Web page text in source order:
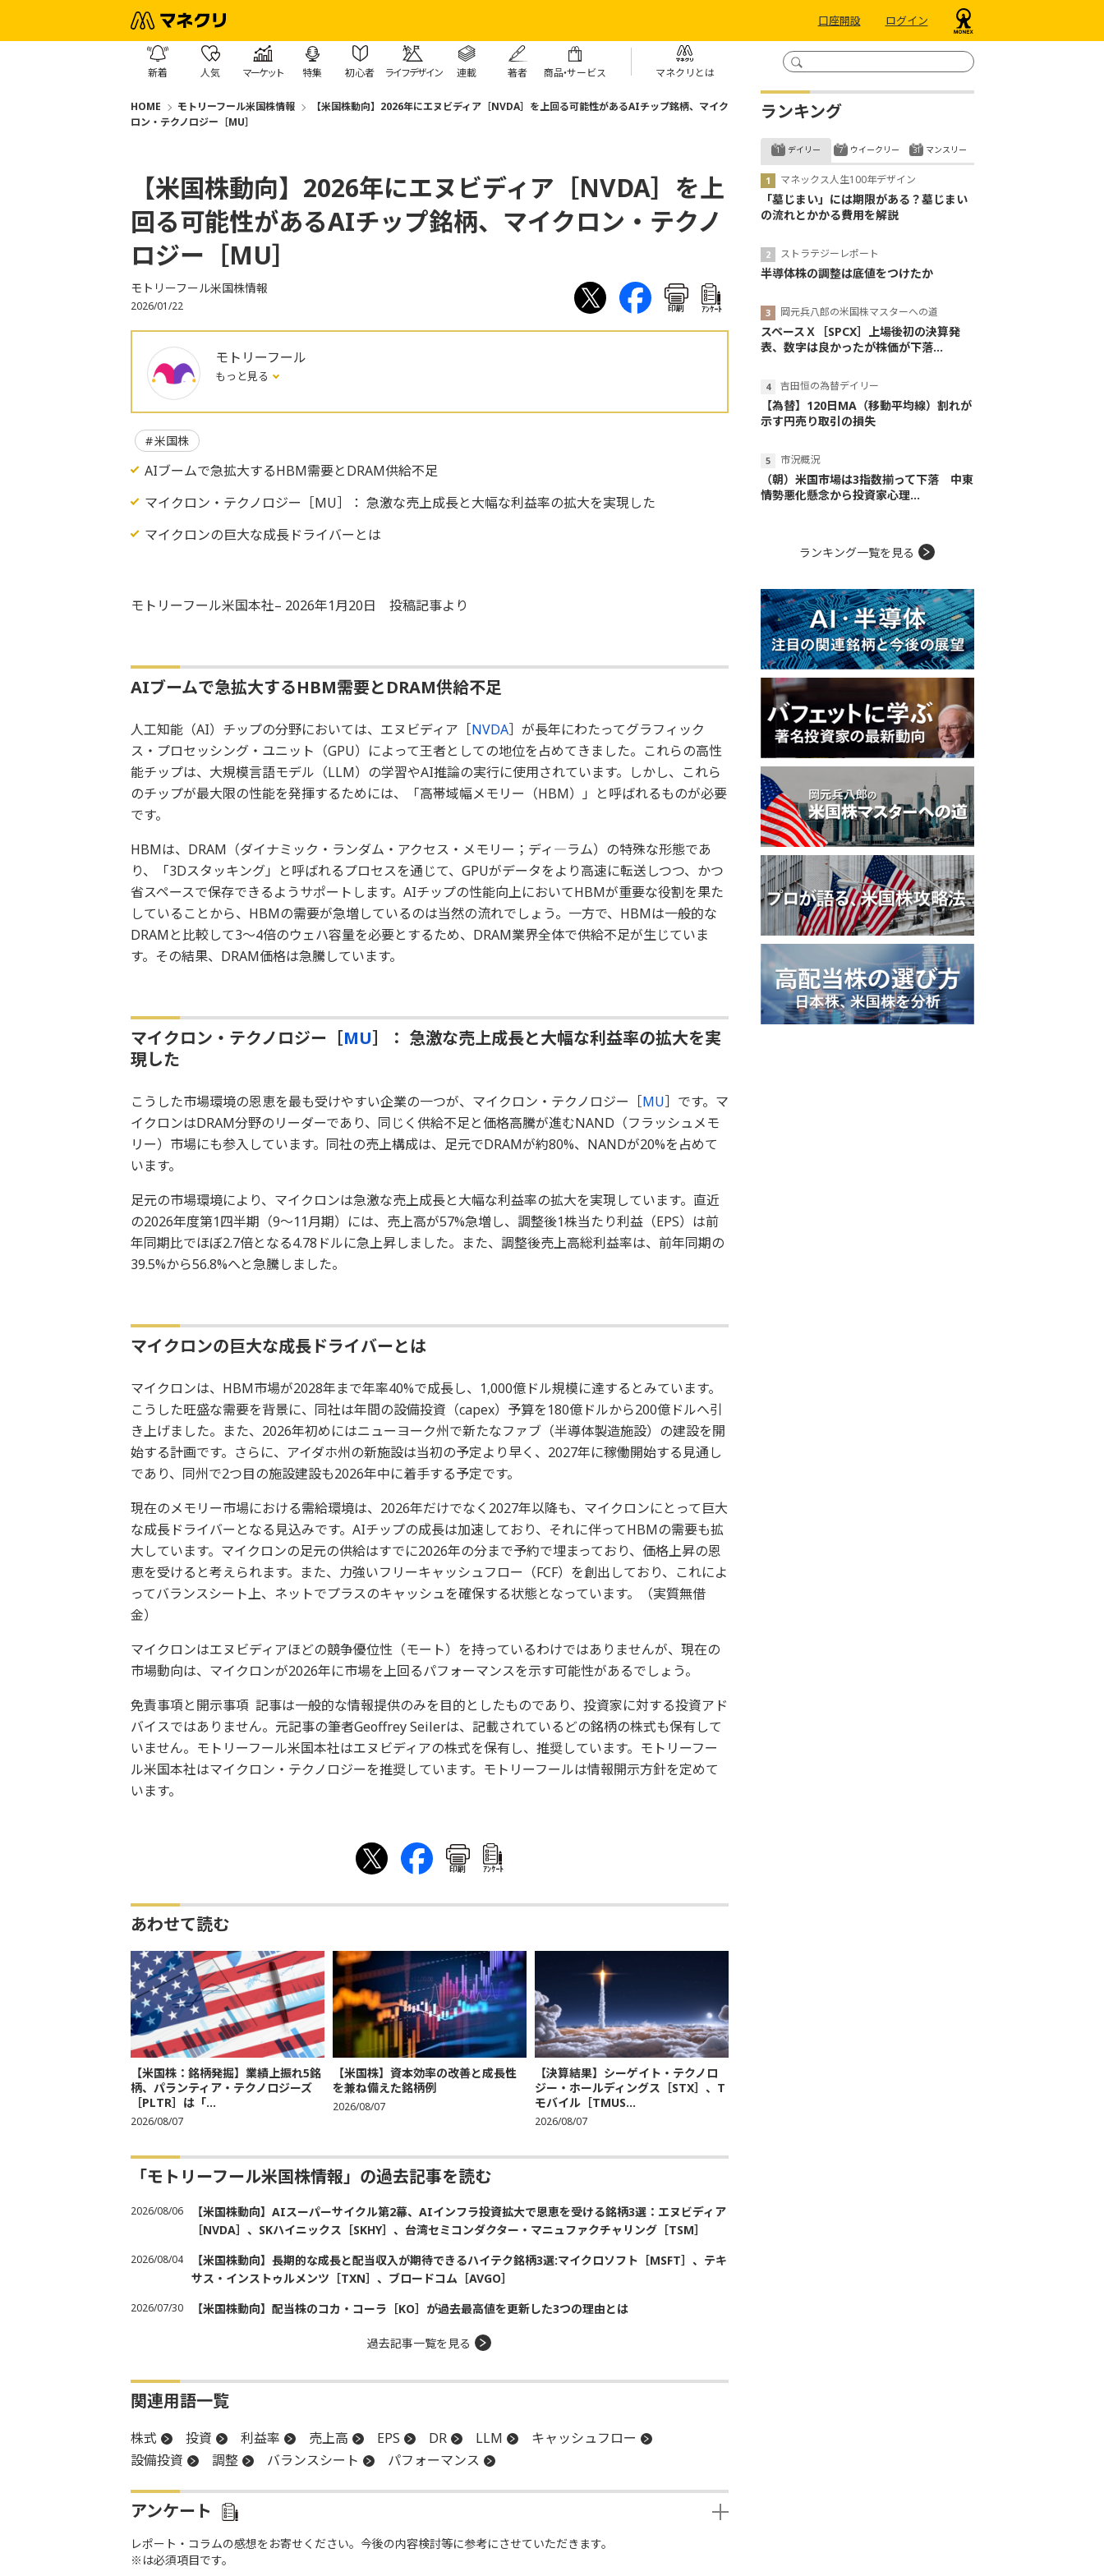
口座開設 ログイン
新着 人気 マーケット 特集 初心者 ライフデザイン 連載 著者 商品・サービス マネクリとは
HOME モトリーフール米国株情報
【米国株動向】2026年にエヌビディア［NVDA］を上回る可能性があるAIチップ銘柄、マイク
ロン・テクノロジー［MU］
【米国株動向】2026年にエヌビディア［NVDA］を上
回る可能性があるAIチップ銘柄、マイクロン・テクノ
ロジー［MU］
モトリーフール米国株情報
2026/01/22 印刷 ｱﾝｹｰﾄ
モトリーフール
もっと見る
米国株
AIブームで急拡大するHBM需要とDRAM供給不足
マイクロン・テクノロジー［MU］： 急激な売上成長と大幅な利益率の拡大を実現した
マイクロンの巨大な成長ドライバーとは
モトリーフール米国本社– 2026年1月20日 投稿記事より
AIブームで急拡大するHBM需要とDRAM供給不足
人工知能（AI）チップの分野においては、エヌビディア［NVDA］が長年にわたってグラフィック
ス・プロセッシング・ユニット（GPU）によって王者としての地位を占めてきました。これらの高性
能チップは、大規模言語モデル（LLM）の学習やAI推論の実行に使用されています。しかし、これら
のチップが最大限の性能を発揮するためには、「高帯域幅メモリー（HBM）」と呼ばれるものが必要
です。
HBMは、DRAM（ダイナミック・ランダム・アクセス・メモリー；ディ―ラム）の特殊な形態であ
り、「3Dスタッキング」と呼ばれるプロセスを通じて、GPUがデータをより高速に転送しつつ、かつ
省スペースで保存できるようサポートします。AIチップの性能向上においてHBMが重要な役割を果た
していることから、HBMの需要が急増しているのは当然の流れでしょう。一方で、HBMは一般的な
DRAMと比較して3～4倍のウェハ容量を必要とするため、DRAM業界全体で供給不足が生じていま
す。その結果、DRAM価格は急騰しています。
マイクロン・テクノロジー［MU］： 急激な売上成長と大幅な利益率の拡大を実
現した
こうした市場環境の恩恵を最も受けやすい企業の一つが、マイクロン・テクノロジー［MU］です。マ
イクロンはDRAM分野のリーダーであり、同じく供給不足と価格高騰が進むNAND（フラッシュメモ
リー）市場にも参入しています。同社の売上構成は、足元でDRAMが約80%、NANDが20%を占めて
います。
足元の市場環境により、マイクロンは急激な売上成長と大幅な利益率の拡大を実現しています。直近
の2026年度第1四半期（9～11月期）には、売上高が57%急増し、調整後1株当たり利益（EPS）は前
年同期比でほぼ2.7倍となる4.78ドルに急上昇しました。また、調整後売上高総利益率は、前年同期の
39.5%から56.8%へと急騰しました。
マイクロンの巨大な成長ドライバーとは
マイクロンは、HBM市場が2028年まで年率40%で成長し、1,000億ドル規模に達するとみています。
こうした旺盛な需要を背景に、同社は年間の設備投資（capex）予算を180億ドルから200億ドルへ引
き上げました。また、2026年初めにはニューヨーク州で新たなファブ（半導体製造施設）の建設を開
始する計画です。さらに、アイダホ州の新施設は当初の予定より早く、2027年に稼働開始する見通し
であり、同州で2つ目の施設建設も2026年中に着手する予定です。
現在のメモリー市場における需給環境は、2026年だけでなく2027年以降も、マイクロンにとって巨大
な成長ドライバーとなる見込みです。AIチップの成長は加速しており、それに伴ってHBMの需要も拡
大しています。マイクロンの足元の供給はすでに2026年の分まで予約で埋まっており、価格上昇の恩
恵を受けると考えられます。また、力強いフリーキャッシュフロー（FCF）を創出しており、これによ
ってバランスシート上、ネットでプラスのキャッシュを確保する状態となっています。（実質無借
金）
マイクロンはエヌビディアほどの競争優位性（モート）を持っているわけではありませんが、現在の
市場動向は、マイクロンが2026年に市場を上回るパフォーマンスを示す可能性があるでしょう。
免責事項と開示事項 記事は一般的な情報提供のみを目的としたものであり、投資家に対する投資アド
バイスではありません。元記事の筆者Geoffrey Seilerは、記載されているどの銘柄の株式も保有して
いません。モトリーフール米国本社はエヌビディアの株式を保有し、推奨しています。モトリーフー
ル米国本社はマイクロン・テクノロジーを推奨しています。モトリーフールは情報開示方針を定めて
います。
印刷 ｱﾝｹｰﾄ
あわせて読む
【米国株：銘柄発掘】業績上振れ5銘
柄、パランティア・テクノロジーズ
［PLTR］は「...
2026/08/07
【米国株】資本効率の改善と成長性
を兼ね備えた銘柄例
2026/08/07
【決算結果】シーゲイト・テクノロ
ジー・ホールディングス［STX］、T
モバイル［TMUS...
2026/08/07
「モトリーフール米国株情報」の過去記事を読む
2026/08/06
【米国株動向】AIスーパーサイクル第2幕、AIインフラ投資拡大で恩恵を受ける銘柄3選：エヌビディア
［NVDA］、SKハイニックス［SKHY］、台湾セミコンダクター・マニュファクチャリング［TSM］
2026/08/04
【米国株動向】長期的な成長と配当収入が期待できるハイテク銘柄3選:マイクロソフト［MSFT］、テキ
サス・インストゥルメンツ［TXN］、ブロードコム［AVGO］
2026/07/30 【米国株動向】配当株のコカ・コーラ［KO］が過去最高値を更新した3つの理由とは
過去記事一覧を見る
関連用語一覧
株式 投資 利益率 売上高 EPS DR LLM
キャッシュフロー
設備投資
調整 バランスシート パフォーマンス
アンケート
レポート・コラムの感想をお寄せください。今後の内容検討等に参考にさせていただきます。
※は必須項目です。
ランキング
デイリー
マネックス人生100年デザイン
「墓じまい」には期限がある？墓じまい
の流れとかかる費用を解説
ストラテジーレポート
半導体株の調整は底値をつけたか
岡元兵八郎の米国株マスターへの道
スペースＸ［SPCX］上場後初の決算発
表、数字は良かったが株価が下落...
吉田恒の為替デイリー
【為替】120日MA（移動平均線）割れが
示す円売り取引の損失
市況概況
（朝）米国市場は3指数揃って下落 中東
情勢悪化懸念から投資家心理...
ウイークリー マンスリー
ランキング一覧を見る